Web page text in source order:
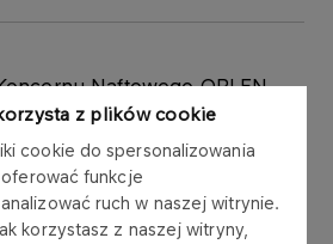
z plików cookie
cookie do spersonalizowania
funkcje
ruch w naszej witrynie.
korzystasz z naszej witryny,
Naftowego ORLEN
dniu 22 lutego 2002 r. została
kupna 6.000 akcji
Morskich Ship-Service
Podmiotem
Brends Sp. z o.o. z